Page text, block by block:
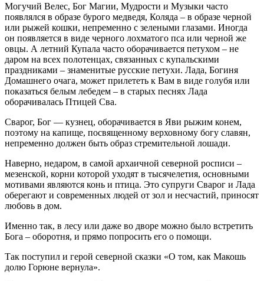
Могучий Велес, Бог Магии, Мудрости и Музыки часто
появлялся в образе бурого медведя, Коляда – в образе черной
или рыжей кошки, непременно с зелеными глазами. Иногда
он появляется в виде черного лохматого пса или черной же
овцы. А летний Купала часто оборачивается петухом – не
даром на всех полотенцах, связанных с купальскими
праздниками – знаменитые русские петухи. Лада, Богиня
Домашнего очага, может прилететь к Вам в виде голубя или
показаться белым лебедем – в старых песнях Лада
оборачивалась Птицей Сва.
Сварог, Бог — кузнец, оборачивается в Яви рыжим конем,
поэтому на капище, посвященному верховному богу славян,
непременно должен быть образ стремительной лошади.
Наверно, недаром, в самой архаичной северной росписи –
мезенской, корни которой уходят в тысячелетия, основными
мотивами являются конь и птица. Это супруги Сварог и Лада
оберегают и современных людей от зол и несчастий, приносят
любовь в дом.
Именно так, в лесу или даже во дворе можно было встретить
Бога – оборотня, и прямо попросить его о помощи.
Так поступил и герой северной сказки «О том, как Макошь
долю Горюне вернула».